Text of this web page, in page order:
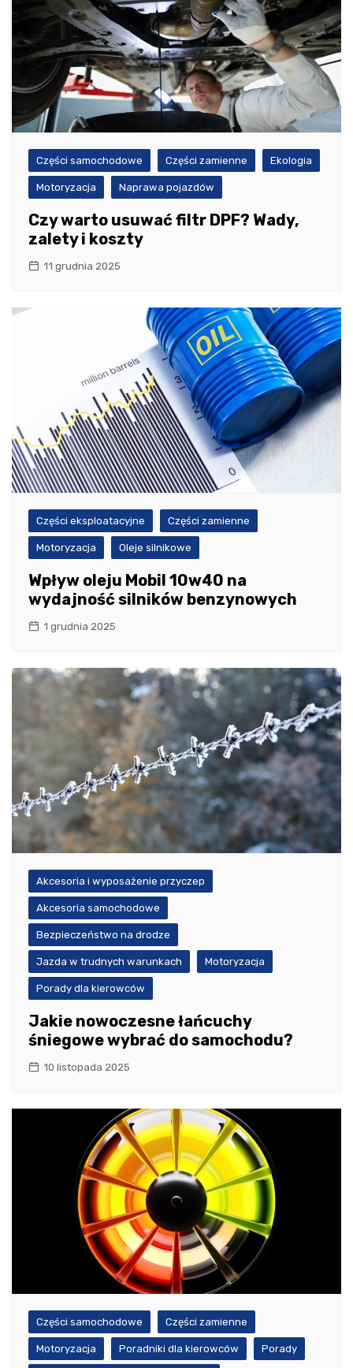
Części samochodowe Części zamienne Ekologia
Motoryzacja Naprawa pojazdów
Czy warto usuwać filtr DPF? Wady,
zalety i koszty
11 grudnia 2025
Części eksploatacyjne Części zamienne
Motoryzacja Oleje silnikowe
Wpływ oleju Mobil 10w40 na
wydajność silników benzynowych
1 grudnia 2025
Akcesoria i wyposażenie przyczep
Akcesoria samochodowe
Bezpieczeństwo na drodze
Jazda w trudnych warunkach Motoryzacja
Porady dla kierowców
Jakie nowoczesne łańcuchy
śniegowe wybrać do samochodu?
10 listopada 2025
Części samochodowe Części zamienne
Motoryzacja Poradniki dla kierowców Porady